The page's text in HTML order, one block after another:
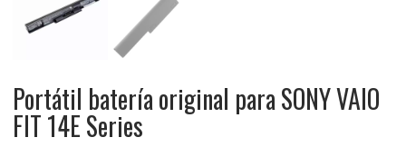
Portátil batería original para SONY VAIO
FIT 14E Series